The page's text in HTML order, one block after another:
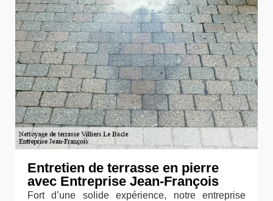
Entretien de terrasse en pierre
avec Entreprise Jean-François
Fort d’une solide expérience, notre entreprise